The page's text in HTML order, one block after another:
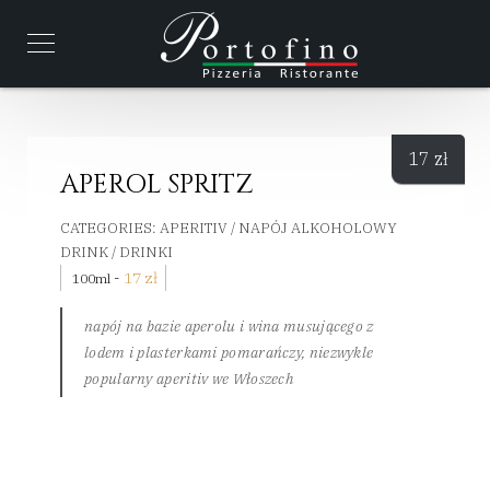
APEROL SPRITZ
CATEGORIES: APERITIV / NAPÓJ ALKOHOLOWY
DRINK / DRINKI
100ml - 17 zł
napój na bazie aperolu i wina musującego z
lodem i plasterkami pomarańczy, niezwykle
popularny aperitiv we Włoszech
17 zł